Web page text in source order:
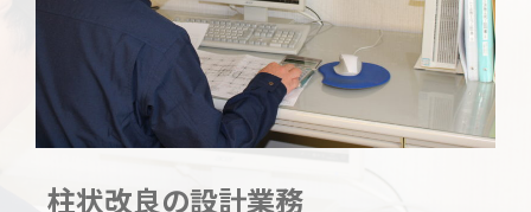
柱状改良の設計業務